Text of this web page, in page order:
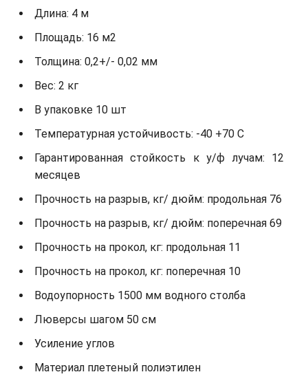
Длина: 4 м
Площадь: 16 м2
Толщина: 0,2+/- 0,02 мм
Вес: 2 кг
В упаковке 10 шт
Температурная устойчивость: -40 +70 С
Гарантированная стойкость к у/ф лучам: 12
месяцев
Прочность на разрыв, кг/ дюйм: продольная 76
Прочность на разрыв, кг/ дюйм: поперечная 69
Прочность на прокол, кг: продольная 11
Прочность на прокол, кг: поперечная 10
Водоупорность 1500 мм водного столба
Люверсы шагом 50 см
Усиление углов
Материал плетеный полиэтилен